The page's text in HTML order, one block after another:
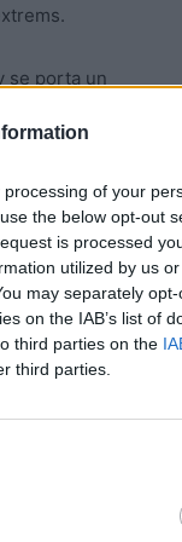
of your
the below opt-out
is processed
utilized by us
may separately
on the IAB’s list of
third parties on the
third parties.
se porta un
la
intenten
intenses de
musclo,
i part del
que van
musclo a la
la
de calor